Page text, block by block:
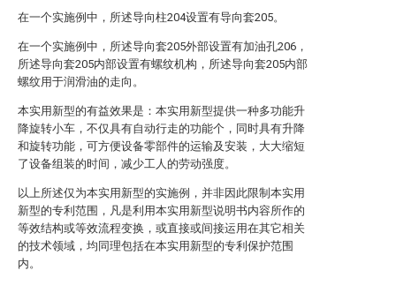
在一个实施例中，所述导向柱204设置有导向套205。
在一个实施例中，所述导向套205外部设置有加油孔206，
所述导向套205内部设置有螺纹机构，所述导向套205内部
螺纹用于润滑油的走向。
本实用新型的有益效果是：本实用新型提供一种多功能升
降旋转小车，不仅具有自动行走的功能个，同时具有升降
和旋转功能，可方便设备零部件的运输及安装，大大缩短
了设备组装的时间，减少工人的劳动强度。
以上所述仅为本实用新型的实施例，并非因此限制本实用
新型的专利范围，凡是利用本实用新型说明书内容所作的
等效结构或等效流程变换，或直接或间接运用在其它相关
的技术领域，均同理包括在本实用新型的专利保护范围
内。